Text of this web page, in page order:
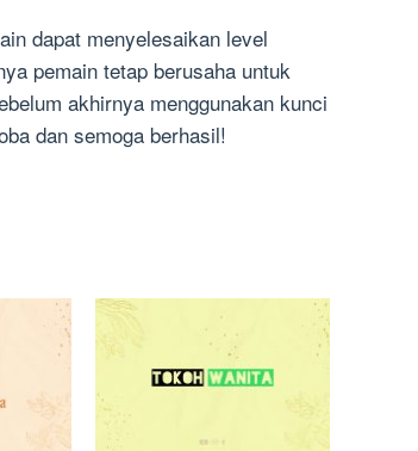
dapat menyelesaikan level
pemain tetap berusaha untuk
akhirnya menggunakan kunci
dan semoga berhasil!